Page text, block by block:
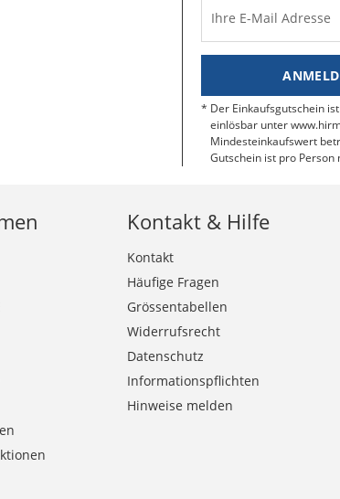
Ihre E-Mail Adresse
Der Einkaufsgutschein
einlösbar unter
Mindesteinkaufswert
Gutschein ist pro Person
Kontakt & Hilfe
Kontakt
Häufige Fragen
Grössentabellen
Widerrufsrecht
Datenschutz
Informationspflichten
Hinweise melden